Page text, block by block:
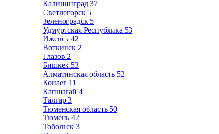
Калининград 37
Светлогорск 5
Зеленоградск 5
Удмуртская Республика 53
Ижевск 42
Воткинск 2
Глазов 2
Бишкек 53
Алматинская область 52
Конаев 11
Капшагай 4
Талгар 3
Тюменская область 50
Тюмень 42
Тобольск 3